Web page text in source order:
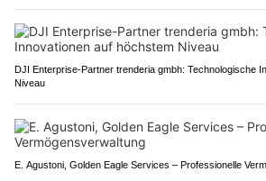
DJI Enterprise-Partner trenderia gmbh: Technologische
Niveau
E. Agustoni, Golden Eagle Services – Professionelle